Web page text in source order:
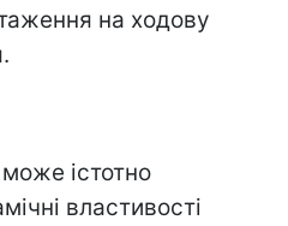
на ходову
істотно
властивості